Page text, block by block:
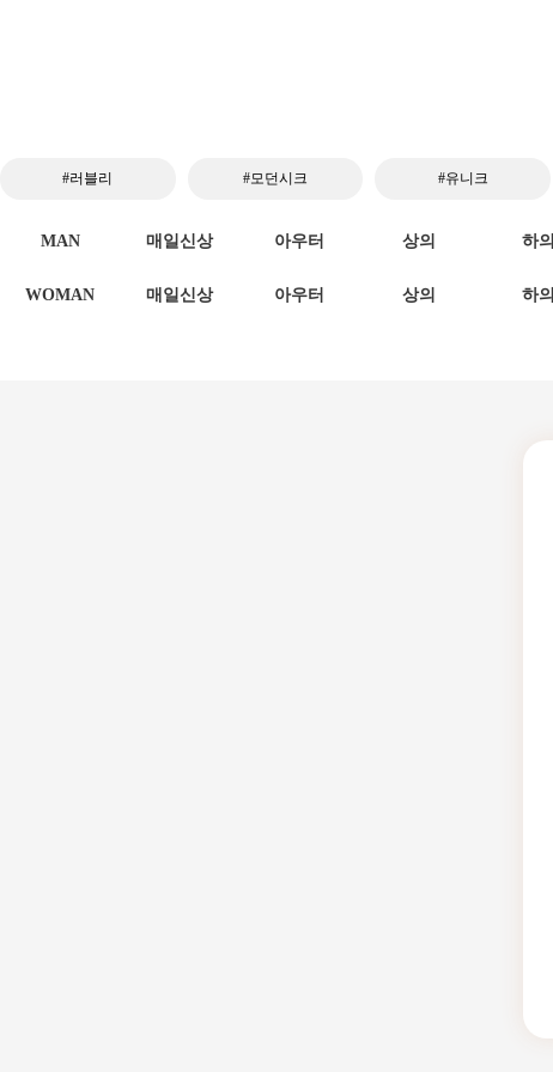
#러블리 #모던시크 #유니크
MAN 매일신상 아우터 상의 하의
WOMAN 매일신상 아우터 상의 하의